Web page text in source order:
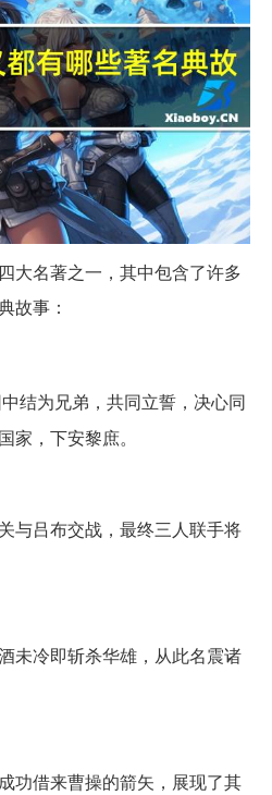
大名著之一，其中包含了许多
故事：
结为兄弟，共同立誓，决心同
家，下安黎庶。
与吕布交战，最终三人联手将
未冷即斩杀华雄，从此名震诸
功借来曹操的箭矢，展现了其